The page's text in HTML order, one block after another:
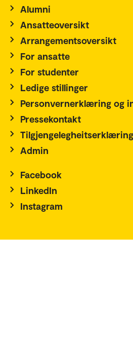
Alumni
Ansatteoversikt
Arrangementsoversikt
For ansatte
For studenter
Ledige stillinger
Personvernerklæring og
Pressekontakt
Tilgjengelegheitserklæring
Admin
Facebook
LinkedIn
Instagram